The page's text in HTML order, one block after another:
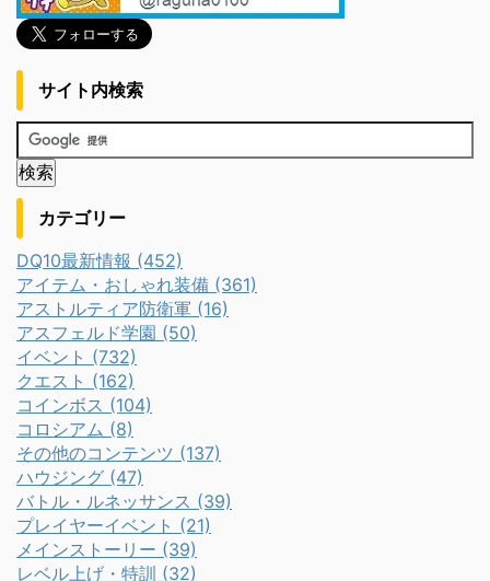
サイト内検索
カテゴリー
DQ10最新情報 (452)
アイテム・おしゃれ装備 (361)
アストルティア防衛軍 (16)
アスフェルド学園 (50)
イベント (732)
クエスト (162)
コインボス (104)
コロシアム (8)
その他のコンテンツ (137)
ハウジング (47)
バトル・ルネッサンス (39)
プレイヤーイベント (21)
メインストーリー (39)
レベル上げ・特訓 (32)